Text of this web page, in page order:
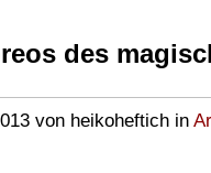
des
von heikoheftich in